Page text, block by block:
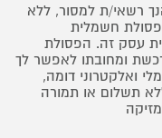
רשאי/ת למסור, ללא
חשמלית
עסק זה. הפסולת
ומחובתו לאפשר לך
ואלקטרוני דומה,
תשלום או תמורה